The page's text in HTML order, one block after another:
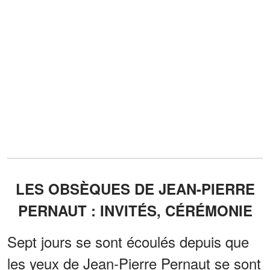
LES OBSÈQUES DE JEAN-PIERRE
PERNAUT : INVITÉS, CÉRÉMONIE
Sept jours se sont écoulés depuis que
les yeux de Jean-Pierre Pernaut se sont